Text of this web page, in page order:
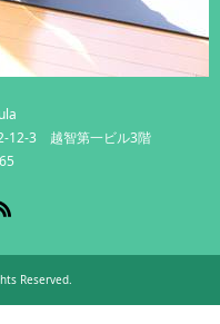
12-3 越智第一ビル3階
Reserved.